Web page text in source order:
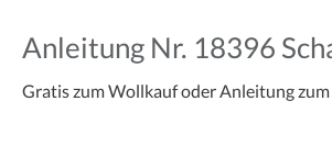
Anleitung Nr. 18396
Gratis zum Wollkauf oder Anleitung